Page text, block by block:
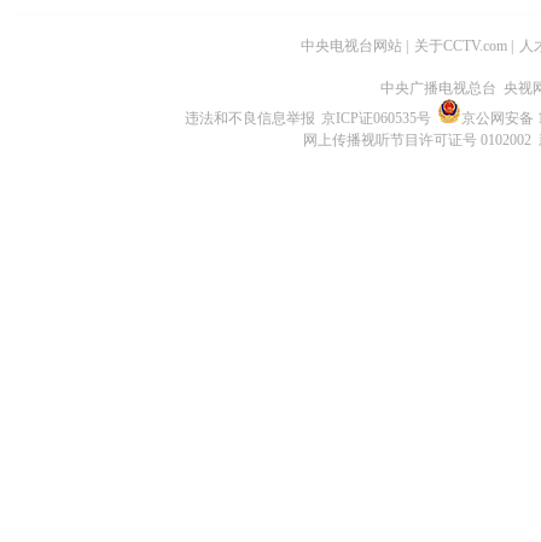
中央电视台网站 关于CCTV.com 人
中央广播电视总台 央视
违法和不良信息举报 京ICP证060535号
京公网安备
网上传播视听节目许可证号 0102002